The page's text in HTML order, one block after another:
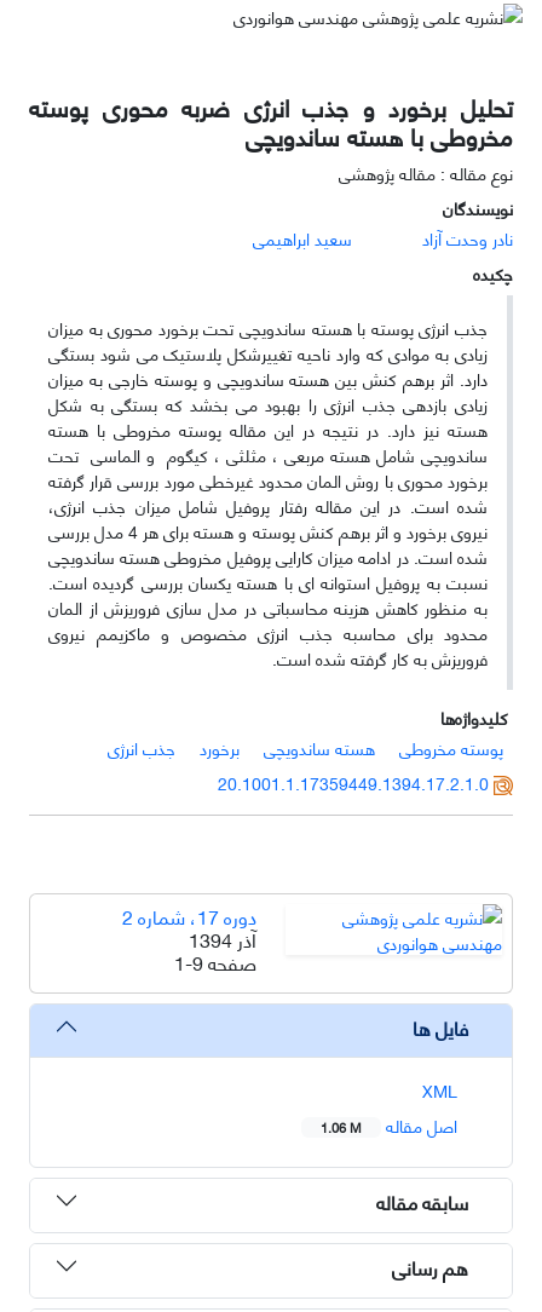
تحلیل برخورد و جذب انرژی ضربه محوری پوسته
مخروطی با هسته ساندویچی
نوع مقاله : مقاله پژوهشی
نویسندگان
نادر وحدت آزاد
سعید ابراهیمی
چکیده
جذب انرژی پوسته با هسته ساندویچی تحت برخورد محوری به میزان
زیادی به موادی که وارد ناحیه تغییرشکل پلاستیک می­ شود بستگی
دارد. اثر برهم کنش بین هسته ساندویچی و پوسته خارجی به میزان
زیادی بازدهی جذب انرژی را بهبود می­ بخشد که بستگی به شکل
هسته نیز دارد. در نتیجه در این مقاله پوسته مخروطی با هسته
ساندویچی شامل هسته مربعی ، مثلثی ، کیگوم و الماسی تحت
برخورد محوری با روش المان محدود غیرخطی مورد بررسی قرار گرفته
شده است. در این مقاله رفتار پروفیل شامل میزان جذب انرژی،
نیروی برخورد و اثر برهم کنش پوسته و هسته برای هر 4 مدل بررسی
شده است. در ادامه میزان کارایی پروفیل مخروطی هسته ساندویچی
نسبت به پروفیل استوانه ­ای با هسته یکسان بررسی گردیده است.
به منظور کاهش هزینه محاسباتی در مدل سازی فروریزش از المان
محدود برای محاسبه جذب انرژی مخصوص و ماکزیمم نیروی
فروریزش به کار گرفته شده است.
کلیدواژه‌ها
پوسته مخروطی
هسته ساندویچی برخورد
جذب انرژی
20.1001.1.17359449.1394.17.2.1.0
دوره 17، شماره 2
آذر 1394
صفحه1-9
فایل ها
XML
اصل مقاله
1.06 M
سابقه مقاله
هم رسانی